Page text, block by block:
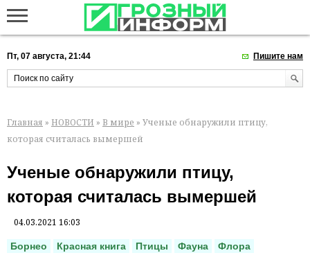
Пт, 07 августа, 21:44 Пишите нам
Главная » НОВОСТИ » В мире » Ученые обнаружили птицу,
которая считалась вымершей
Ученые обнаружили птицу,
которая считалась вымершей
04.03.2021 16:03
Борнео Красная книга Птицы Фауна Флора